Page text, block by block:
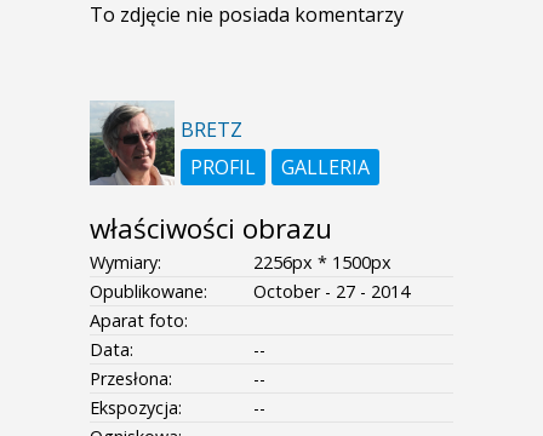
To zdjęcie nie posiada komentarzy
BRETZ
PROFIL
GALLERIA
właściwości obrazu
Wymiary:
2256px * 1500px
Opublikowane:
October - 27 - 2014
Aparat foto:
Data:
--
Przesłona:
--
Ekspozycja:
--